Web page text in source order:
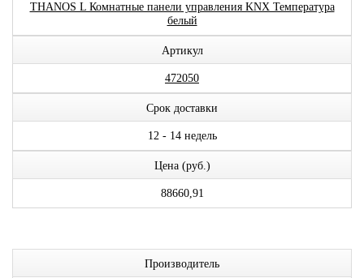
THANOS L Комнатные панели управления KNX Температура
белый
Артикул
472050
Срок доставки
12 - 14 недель
Цена (руб.)
88660,91
Производитель